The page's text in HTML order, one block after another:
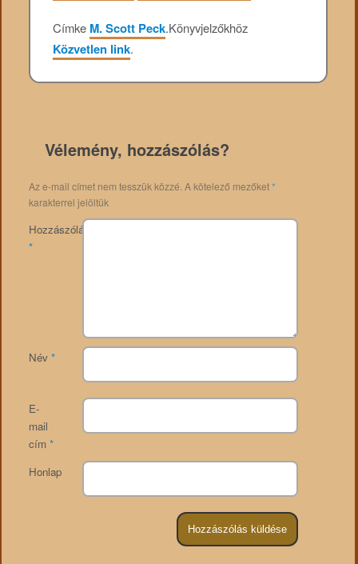
Címke M. Scott Peck.Könyvjelzőkhöz
Közvetlen link.
Vélemény, hozzászólás?
Az e-mail címet nem tesszük közzé. A kötelező mezőket*
karakterrel jelöltük
Hozzászólás
*
Név *
E-
mail
cím *
Honlap